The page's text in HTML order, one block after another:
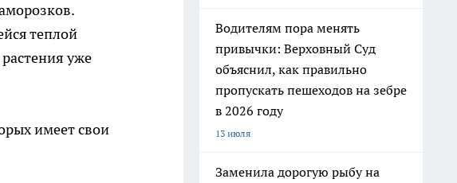
теплой
уже
имеет свои
Водителям пора менять
привычки: Верховный Суд
объяснил, как правильно
пропускать пешеходов на зебре
в 2026 году
13 июля
Заменила дорогую рыбу на